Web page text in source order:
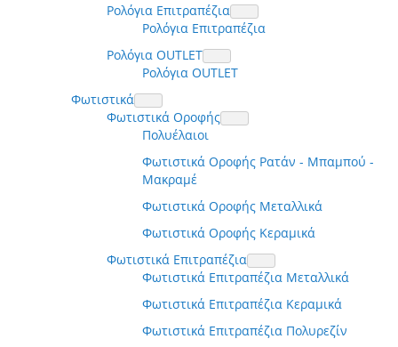
Ρολόγια Επιτραπέζια
Ρολόγια Επιτραπέζια
Ρολόγια OUTLET
Ρολόγια OUTLET
Φωτιστικά
Φωτιστικά Οροφής
Πολυέλαιοι
Φωτιστικά Οροφής Ρατάν - Μπαμπού -
Μακραμέ
Φωτιστικά Οροφής Μεταλλικά
Φωτιστικά Οροφής Κεραμικά
Φωτιστικά Επιτραπέζια
Φωτιστικά Επιτραπέζια Μεταλλικά
Φωτιστικά Επιτραπέζια Κεραμικά
Φωτιστικά Επιτραπέζια Πολυρεζίν